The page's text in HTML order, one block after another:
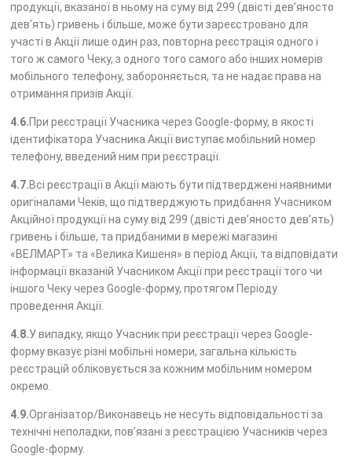
продукції, вказаної в ньому на суму від 299 (двісті дев’яносто
дев’ять) гривень і більше, може бути зареєстровано для
участі в Акції лише один раз, повторна реєстрація одного і
того ж самого Чеку, з одного того самого або інших номерів
мобільного телефону, забороняється, та не надає права на
отримання призів Акції.
4.6.При реєстрації Учасника через Google-форму, в якості
ідентифікатора Учасника Акції виступає мобільний номер
телефону, введений ним при реєстрації.
4.7.Всі реєстрації в Акції мають бути підтверджені наявними
оригіналами Чеків, що підтверджують придбання Учасником
Акційної продукції на суму від 299 (двісті дев’яносто дев’ять)
гривень і більше, та придбаними в мережі магазині
«ВЕЛМАРТ» та «Велика Кишеня» в період Акції, та відповідати
інформації вказаній Учасником Акції при реєстрації того чи
іншого Чеку через Google-форму, протягом Періоду
проведення Акції.
4.8.У випадку, якщо Учасник при реєстрації через Google-
форму вказує різні мобільні номери, загальна кількість
реєстрацій обліковується за кожним мобільним номером
окремо.
4.9.Організатор/Виконавець не несуть відповідальності за
технічні неполадки, пов’язані з реєстрацією Учасників через
Google-форму.